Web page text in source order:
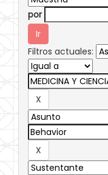
por
Filtros actuales: